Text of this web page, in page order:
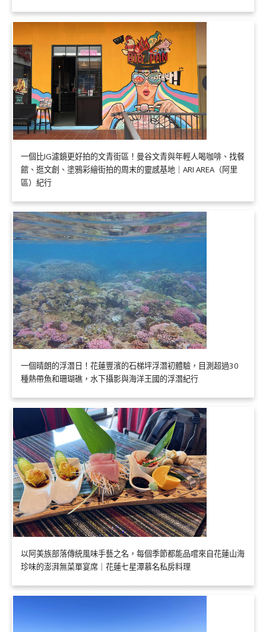
一個比IG濾鏡更好拍的文青街區！曼谷文青與年輕人喝咖啡、找餐
館、逛文創、塗鴉彩繪街拍的周末的靈感基地｜ARI AREA（阿里
區）紀行
一個晴朗的浮潛日！花蓮豐濱的石梯坪浮潛初體驗，目測超過30
種熱帶魚和珊瑚礁，水下攝影與海洋王國的浮潛紀行
以阿美族部落傳統風味手藝之名，每個季節都能品嚐來自花蓮山海
珍味的澎湃無菜單宴席｜花蓮七星潭慕名私房料理